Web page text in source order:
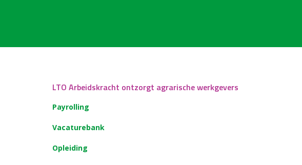
LTO Arbeidskracht ontzorgt agrarische werkgevers
Payrolling
Vacaturebank
Opleiding